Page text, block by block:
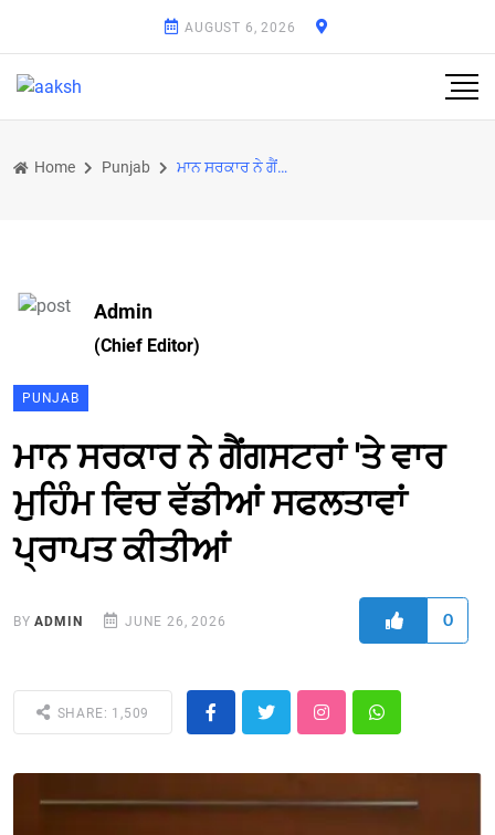
AUGUST 6, 2026
Home Punjab ਮਾਨ ਸਰਕਾਰ ਨੇ ਗੈਂਗਸਟਰਾਂ 'ਤੇ ਵਾਰ ਮੁਹਿੰਮ ਵਿਚ ਵੱਡੀਆਂ ਸਫਲਤਾਵਾਂ ਪ੍ਰਾਪਤ ਕੀਤੀਆਂ
Admin
(Chief Editor)
PUNJAB
ਮਾਨ ਸਰਕਾਰ ਨੇ ਗੈਂਗਸਟਰਾਂ 'ਤੇ ਵਾਰ
ਮੁਹਿੰਮ ਵਿਚ ਵੱਡੀਆਂ ਸਫਲਤਾਵਾਂ
ਪ੍ਰਾਪਤ ਕੀਤੀਆਂ
BYADMIN JUNE 26, 2026 0
SHARE: 1,509